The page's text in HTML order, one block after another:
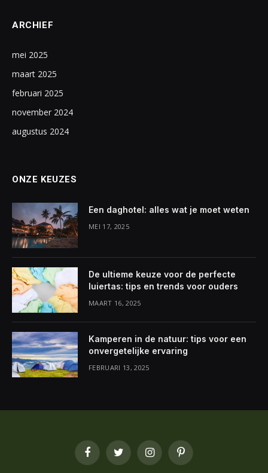
ARCHIEF
mei 2025
maart 2025
februari 2025
november 2024
augustus 2024
ONZE KEUZES
Een daghotel: alles wat je moet weten
MEI 17, 2025
De ultieme keuze voor de perfecte
luiertas: tips en trends voor ouders
MAART 16, 2025
Kamperen in de natuur: tips voor een
onvergetelijke ervaring
FEBRUARI 13, 2025
FacebookTwitter InstagramPinterest